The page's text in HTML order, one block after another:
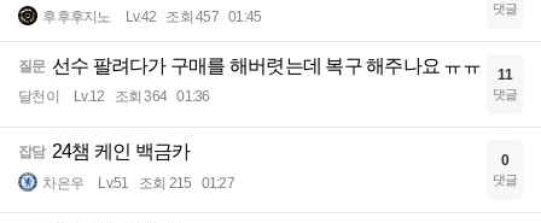
후후후지노 Lv.42 조회 457 01:45 댓글
질문 선수 팔려다가 구매를 해버렷는데 복구 해주나요 ㅠㅠ
달천이 Lv.12 조회 364 01:36
11
댓글
잡담 24챔 케인 백금카
차은우 Lv.51 조회 215 01:27
0
댓글